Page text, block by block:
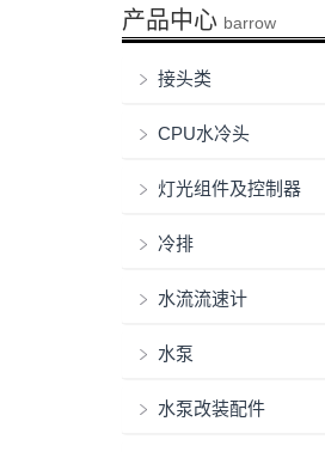
产品中心 barrow
接头类
CPU水冷头
灯光组件及控制器
冷排
水流流速计
水泵
水泵改装配件